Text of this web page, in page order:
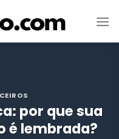
por que sua
é lembrada?